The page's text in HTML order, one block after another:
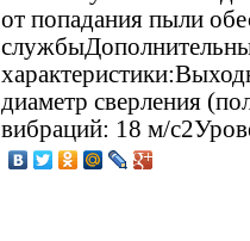
от попадания пыли
диаметр сверления
вибраций: 18 м/